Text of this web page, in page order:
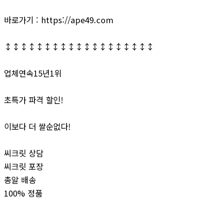
바로가기 : https://ape49.com
↕↕↕↕↕↕↕↕↕↕↕↕↕↕↕↕↕↕↕
업체연속15년1위
초특가 파격 할인!
이보다 더 쌀순없다!
씨크릿 상담
씨크릿 포장
총알 배송
100% 정품